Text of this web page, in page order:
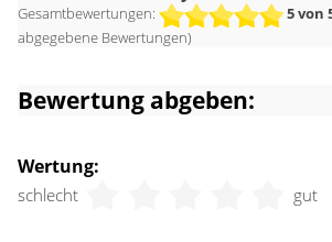
Gesamtbewertungen:
5von
abgegebene Bewertungen)
Bewertung abgeben:
Wertung:
schlecht gut